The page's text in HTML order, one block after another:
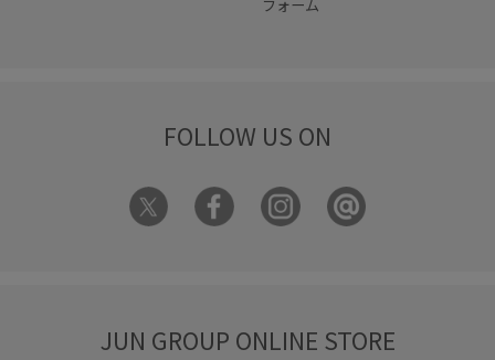
フォーム
FOLLOW US ON
JUN GROUP ONLINE STORE